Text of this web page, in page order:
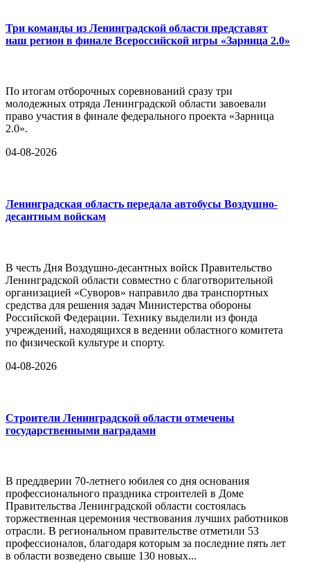
Три команды из Ленинградской области представят
наш регион в финале Всероссийской игры «Зарница 2.0»
По итогам отборочных соревнований сразу три
молодежных отряда Ленинградской области завоевали
право участия в финале федерального проекта «Зарница
2.0».
04-08-2026
Ленинградская область передала автобусы Воздушно-
десантным войскам
В честь Дня Воздушно-десантных войск Правительство
Ленинградской области совместно с благотворительной
организацией «Суворов» направило два транспортных
средства для решения задач Министерства обороны
Российской Федерации. Технику выделили из фонда
учреждений, находящихся в ведении областного комитета
по физической культуре и спорту.
04-08-2026
Строители Ленинградской области отмечены
государственными наградами
В преддверии 70-летнего юбилея со дня основания
профессионального праздника строителей в Доме
Правительства Ленинградской области состоялась
торжественная церемония чествования лучших работников
отрасли. В региональном правительстве отметили 53
профессионалов, благодаря которым за последние пять лет
в области возведено свыше 130 новых...